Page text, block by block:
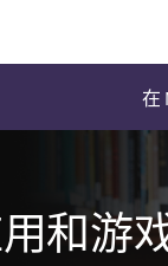
在
和游